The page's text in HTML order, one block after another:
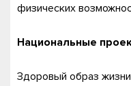
физических
Национальные
Здоровый образ